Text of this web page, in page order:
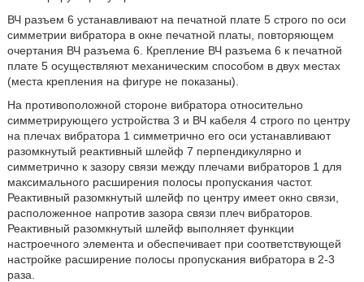
ВЧ разъем 6 устанавливают на печатной плате 5 строго по оси
симметрии вибратора в окне печатной платы, повторяющем
очертания ВЧ разъема 6. Крепление ВЧ разъема 6 к печатной
плате 5 осуществляют механическим способом в двух местах
(места крепления на фигуре не показаны).
На противоположной стороне вибратора относительно
симметрирующего устройства 3 и ВЧ кабеля 4 строго по центру
на плечах вибратора 1 симметрично его оси устанавливают
разомкнутый реактивный шлейф 7 перпендикулярно и
симметрично к зазору связи между плечами вибраторов 1 для
максимального расширения полосы пропускания частот.
Реактивный разомкнутый шлейф по центру имеет окно связи,
расположенное напротив зазора связи плеч вибраторов.
Реактивный разомкнутый шлейф выполняет функции
настроечного элемента и обеспечивает при соответствующей
настройке расширение полосы пропускания вибратора в 2-3
раза.